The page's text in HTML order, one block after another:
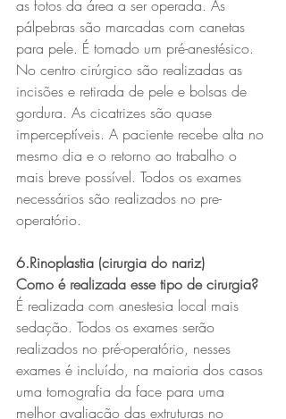
as fotos da área a ser operada. As
pálpebras são marcadas com canetas
para pele. É tomado um pré-anestésico.
No centro cirúrgico são realizadas as
incisões e retirada de pele e bolsas de
gordura. As cicatrizes são quase
imperceptíveis. A paciente recebe alta no
mesmo dia e o retorno ao trabalho o
mais breve possível. Todos os exames
necessários são realizados no pre-
operatório.
6.Rinoplastia (cirurgia do nariz)
Como é realizada esse tipo de cirurgia?
É realizada com anestesia local mais
sedação. Todos os exames serão
realizados no pré-operatório, nesses
exames é incluído, na maioria dos casos
uma tomografia da face para uma
melhor avaliação das extruturas no